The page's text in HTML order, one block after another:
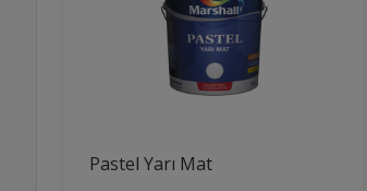
Pastel Yarı Mat